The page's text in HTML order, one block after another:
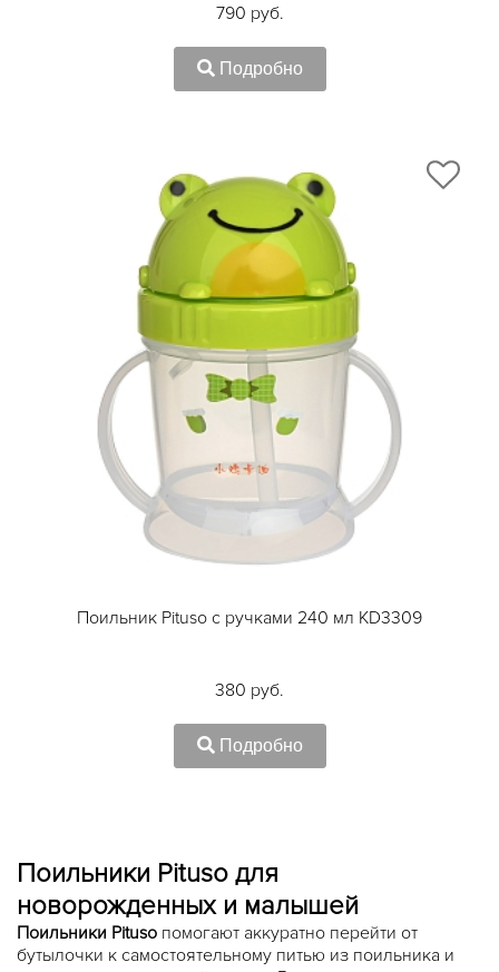
790 руб.
Подробно
Поильник Pituso с ручками 240 мл KD3309
380 руб.
Подробно
Поильники Pituso для
новорожденных и малышей
Поильники Pituso помогают аккуратно перейти от
бутылочки к самостоятельному питью из поильника и